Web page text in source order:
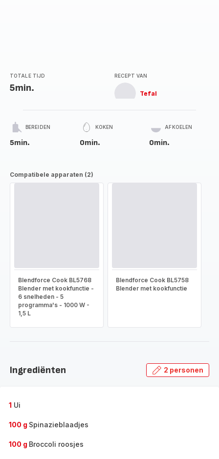
TOTALE TIJD
5min.
RECEPT VAN
Tefal
BEREIDEN
5min.
KOKEN
0min.
AFKOELEN
0min.
Compatibele apparaten (2)
Blendforce Cook BL5768
Blender met kookfunctie -
6 snelheden - 5
programma's - 1000 W -
1,5 L
Blendforce Cook BL5758
Blender met kookfunctie
Ingrediënten 2 personen
1 Ui
100 g Spinazieblaadjes
100 g Broccoli roosjes